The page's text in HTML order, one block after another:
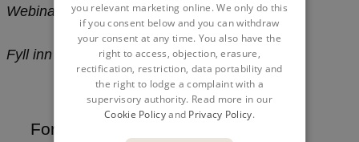
Webinaret varer ca 30 minutter.
Fyll inn dine data for å få tilgang til opptaket:
Fornavn
you relevant marketing online. We only do this
if you consent below and you can withdraw
your consent at any time. You also have the
right to access, objection, erasure,
rectification, restriction, data portability and
the right to lodge a complaint with a
supervisory authority. Read more in our
Cookie Policyand Privacy Policy.